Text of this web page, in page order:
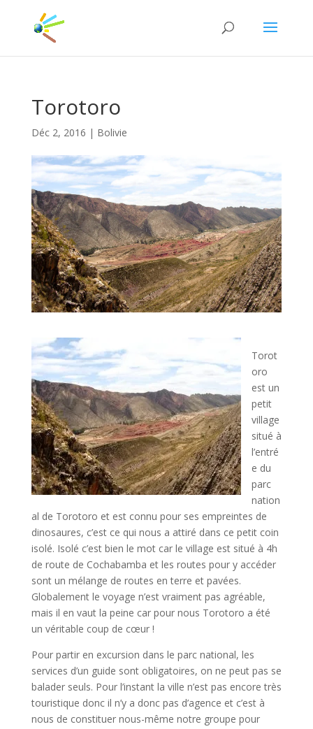
Torotoro
Déc 2, 2016 | Bolivie
Torot
oro
est un
petit
village
situé à
l’entré
e du
parc
nation
al de Torotoro et est connu pour ses empreintes de
dinosaures, c’est ce qui nous a attiré dans ce petit coin
isolé. Isolé c’est bien le mot car le village est situé à 4h
de route de Cochabamba et les routes pour y accéder
sont un mélange de routes en terre et pavées.
Globalement le voyage n’est vraiment pas agréable,
mais il en vaut la peine car pour nous Torotoro a été
un véritable coup de cœur !
Pour partir en excursion dans le parc national, les
services d’un guide sont obligatoires, on ne peut pas se
balader seuls. Pour l’instant la ville n’est pas encore très
touristique donc il n’y a donc pas d’agence et c’est à
nous de constituer nous-même notre groupe pour